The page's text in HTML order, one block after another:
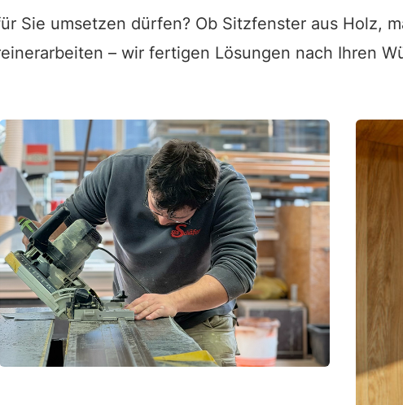
Sie umsetzen dürfen? Ob Sitzfenster aus Holz,
– wir fertigen Lösungen nach Ihren